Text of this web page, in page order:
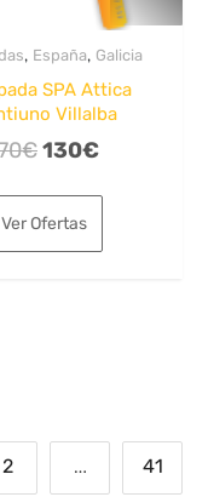
, España, Galicia
SPA Attica
Villalba
€El
original
era:
130€El
es:
Ver Ofertas
2 … 41